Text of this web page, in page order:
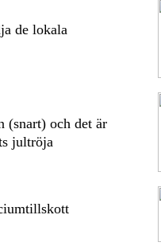
de lokala
(snart) och det är
jultröja